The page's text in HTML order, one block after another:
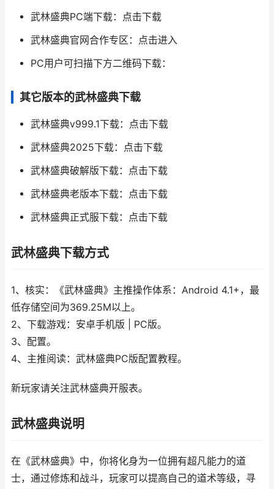
武林盛典PC端下载：点击下载
武林盛典官网合作专区：点击进入
PC用户可扫描下方二维码下载：
其它版本的武林盛典下载
武林盛典v999.1下载：点击下载
武林盛典2025下载：点击下载
武林盛典破解版下载：点击下载
武林盛典老版本下载：点击下载
武林盛典正式服下载：点击下载
武林盛典下载方式
1、核实：《武林盛典》主推操作体系：Android 4.1+，最
低存储空间为369.25M以上。
2、下载游戏：安卓手机版 | PC版。
3、配置。
4、主推阅读：武林盛典PC版配置教程。
新玩家请关注武林盛典开服表。
武林盛典说明
在《武林盛典》中，你将化身为一位拥有超凡能力的道
士，通过修炼和战斗，玩家可以提高自己的道术等级，寻